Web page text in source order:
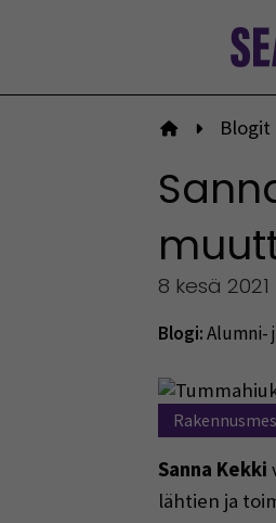
Etusivulle
Blogit
8 kesä 2021
Blogi:Alumni-
Sanna Kekki
lähtien ja